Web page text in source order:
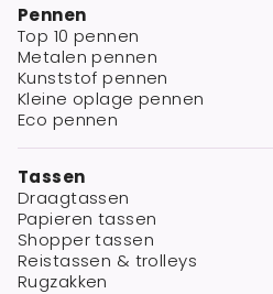
Pennen
Top 10 pennen
Metalen pennen
Kunststof pennen
Kleine oplage pennen
Eco pennen
Tassen
Draagtassen
Papieren tassen
Shopper tassen
Reistassen & trolleys
Rugzakken